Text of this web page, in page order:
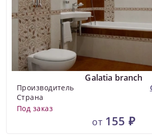
Galatia branch
Производитель
Страна
Под заказ
от 155 ₽